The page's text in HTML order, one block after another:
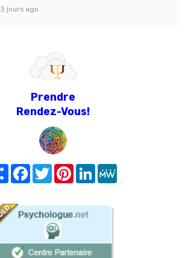
3 jours ago
Prendre
Rendez-Vous!
Share FacebookTwitterPinterest
LinkedIn